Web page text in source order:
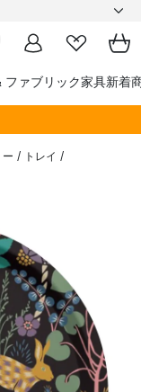
ファブリック家具新着
/ トレイ /